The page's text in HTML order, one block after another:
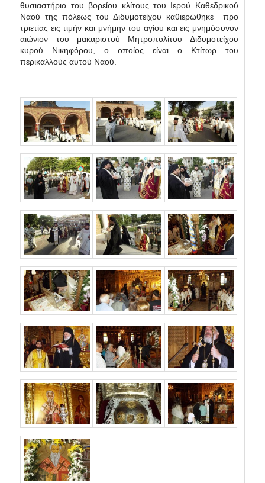
θυσιαστήριο του βορείου κλίτους του Ιερού Καθεδρικού
Ναού της πόλεως του Διδυμοτείχου καθιερώθηκε προ
τριετίας εις τιμήν και μνήμην του αγίου και εις μνημόσυνον
αιώνιον του μακαριστού Μητροπολίτου Διδυμοτείχου
κυρού Νικηφόρου, ο οποίος είναι ο Κτίτωρ του
περικαλλούς αυτού Ναού.